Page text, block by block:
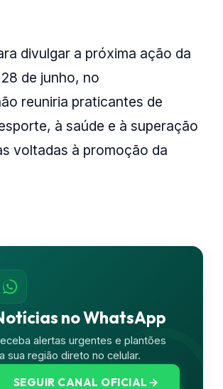
divulgar a próxima ação da
de junho, no
reuniria praticantes de
à saúde e à superação
voltadas à promoção da
no WhatsApp
alertas urgentes e plantões
sua região direto no celular.
SEGUIR CANAL OFICIAL